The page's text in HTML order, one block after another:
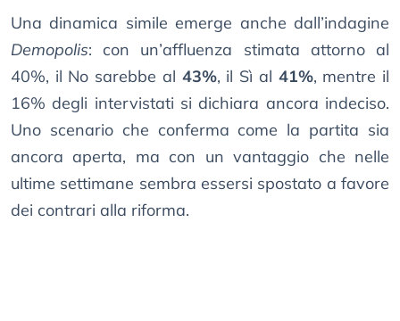
Una dinamica simile emerge anche dall’indagine
Demopolis: con un’affluenza stimata attorno al
40%, il No sarebbe al 43%, il Sì al 41%, mentre il
16% degli intervistati si dichiara ancora indeciso.
Uno scenario che conferma come la partita sia
ancora aperta, ma con un vantaggio che nelle
ultime settimane sembra essersi spostato a favore
dei contrari alla riforma.